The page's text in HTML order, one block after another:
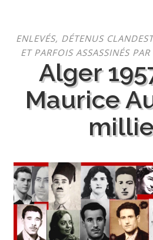
contenu
ENLEVÉS, DÉTENUS
ET PARFOIS ASSASSINÉS
Alger
Maurice